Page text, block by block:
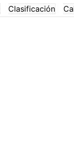
Clasificación